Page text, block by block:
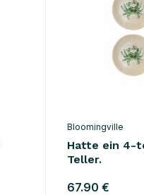
Bloomingville
Hatte ein 4-
Teller.
67.90 €